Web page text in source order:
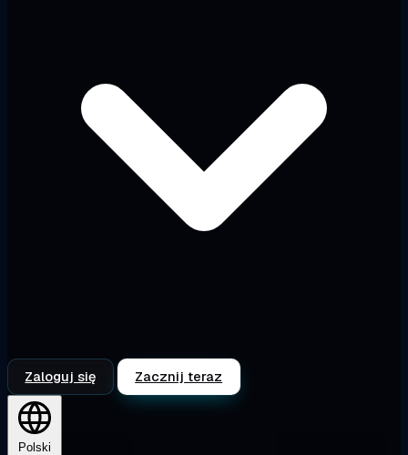
Zaloguj się Zacznij teraz
Polski